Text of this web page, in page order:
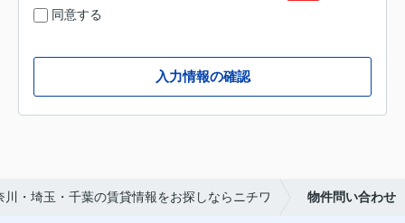
同意する
入力情報の確認
川・埼玉・千葉の賃貸情報をお探しならニチワ 物件問い合わせ